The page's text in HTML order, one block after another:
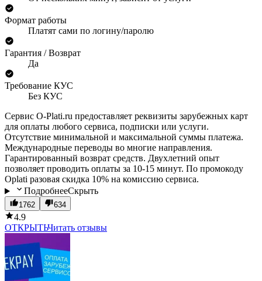
Формат работы
Платят сами по логину/паролю
Гарантия / Возврат
Да
Требование КУС
Без КУС
Сервис O-Plati.ru предоставляет реквизиты зарубежных карт
для оплаты любого сервиса, подписки или услуги.
Отсутствие минимальной и максимальной суммы платежа.
Международные переводы во многие направления.
Гарантированный возврат средств. Двухлетний опыт
позволяет проводить оплаты за 10-15 минут. По промокоду
Oplati разовая скидка 10% на комиссию сервиса.
ПодробнееСкрыть
1762 634
4.9
ОТКРЫТЬЧитать отзывы